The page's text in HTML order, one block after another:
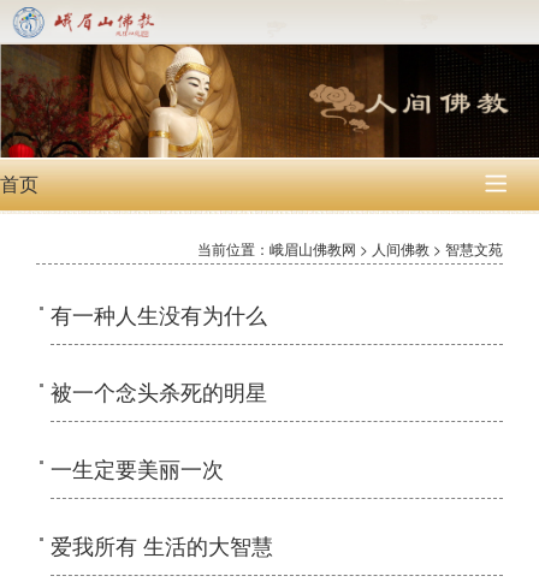
首页 
当前位置：峨眉山佛教网 > 人间佛教 > 智慧文苑
有一种人生没有为什么
被一个念头杀死的明星
一生定要美丽一次
爱我所有 生活的大智慧